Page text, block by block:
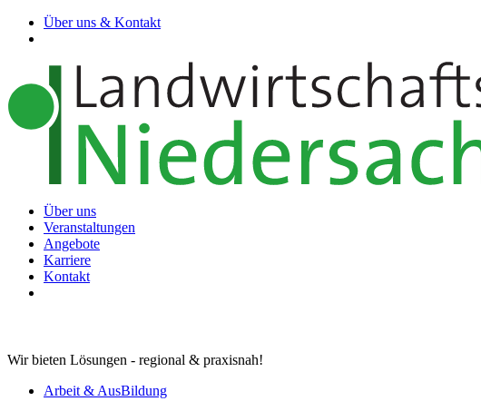
Über uns & Kontakt
Über uns
Veranstaltungen
Angebote
Karriere
Kontakt
Wir bieten Lösungen - regional & praxisnah!
Arbeit & AusBildung